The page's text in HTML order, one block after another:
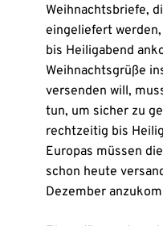
Weihnachtsbriefe,
eingeliefert
bis Heiligabend
Weihnachtsgrüße
versenden will,
tun, um sicher zu
rechtzeitig bis
Europas müssen
schon heute
Dezember